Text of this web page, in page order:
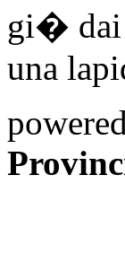
gi� dai
una